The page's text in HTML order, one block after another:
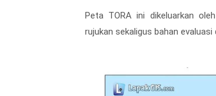
Peta TORA ini dikeluarkan
rujukan sekaligus bahan